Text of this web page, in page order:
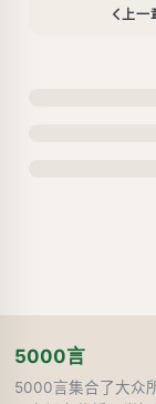
上一
5000言
5000言集合了大众